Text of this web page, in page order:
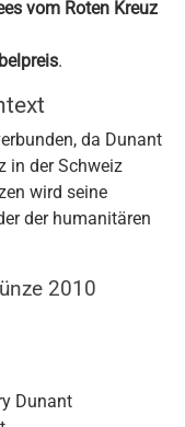
vom Roten Kreuz
.
da Dunant
in der Schweiz
wird seine
der humanitären
2010
Dunant